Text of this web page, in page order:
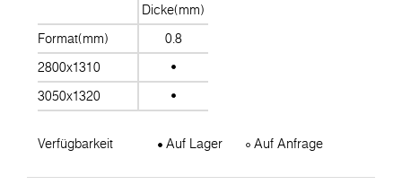
Dicke(mm)
Format(mm)
0.8
2800x1310
3050x1320
Verfügbarkeit Auf Lager Auf Anfrage